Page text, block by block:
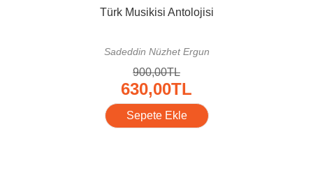
Türk Musikisi Antolojisi
Sadeddin Nüzhet Ergun
900,00TL
630,00TL
Sepete Ekle